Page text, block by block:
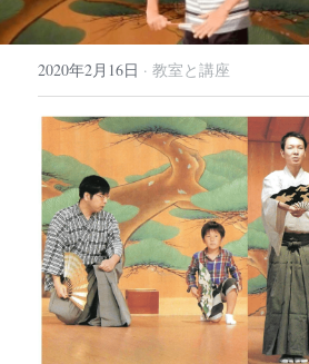
2020年2月16日 · 教室と講座